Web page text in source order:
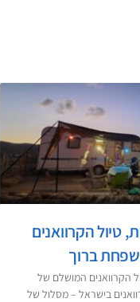
טיול הקרוואנים
ברוך
הקרוואנים המושלם של
בישראל – מסלול של